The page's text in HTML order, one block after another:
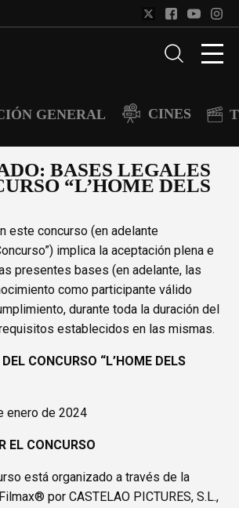
GENERAL CINES
BASES LEGALES
“L’HOME DELS
este concurso (en adelante
implica la aceptación plena e
presentes bases (en adelante, las
como participante válido
durante toda la duración del
establecidos en las mismas.
CONCURSO “L’HOME DELS
enero de 2024
EL CONCURSO
está organizado a través de la
por CASTELAO PICTURES, S.L.,